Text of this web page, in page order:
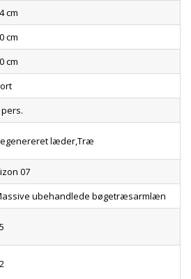
cm
cm
cm
pers.
læder,Træ
07
ubehandlede bøgetræsarmlæn